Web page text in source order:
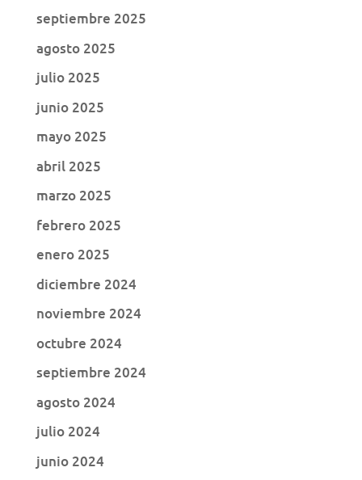
septiembre 2025
agosto 2025
julio 2025
junio 2025
mayo 2025
abril 2025
marzo 2025
febrero 2025
enero 2025
diciembre 2024
noviembre 2024
octubre 2024
septiembre 2024
agosto 2024
julio 2024
junio 2024